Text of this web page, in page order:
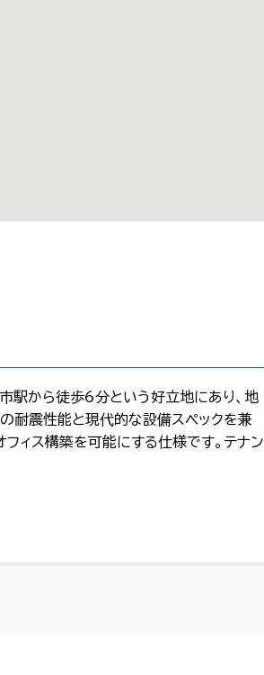
駅から徒歩6分という好立地にあり、地
耐震性能と現代的な設備スペックを兼
ィス構築を可能にする仕様です。テナン